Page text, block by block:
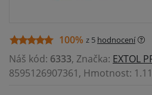
100% z 5 hodnocení
Náš kód: 6333, Značka: EXTOL
8595126907361, Hmotnost: